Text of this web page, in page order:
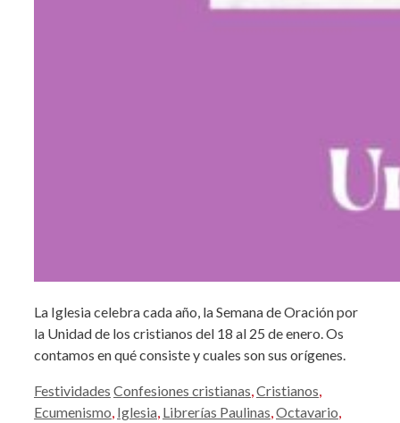
La Iglesia celebra cada año, la Semana de Oración por
la Unidad de los cristianos del 18 al 25 de enero. Os
contamos en qué consiste y cuales son sus orígenes.
Categorías
Festividades Etiquetas
Confesiones cristianas Cristianos
Ecumenismo Iglesia Librerías Paulinas Octavario